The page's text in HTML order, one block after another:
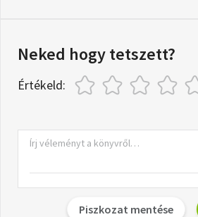
Neked hogy tetszett?
Értékeld:
Piszkozat mentése